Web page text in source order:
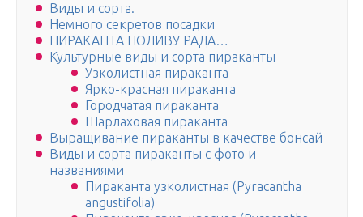
Виды и сорта.
Немного секретов посадки
ПИРАКАНТА ПОЛИВУ РАДА…
Культурные виды и сорта пираканты
Узколистная пираканта
Ярко-красная пираканта
Городчатая пираканта
Шарлаховая пираканта
Выращивание пираканты в качестве бонсай
Виды и сорта пираканты с фото и
названиями
Пираканта узколистная (Pyracantha
angustifolia)